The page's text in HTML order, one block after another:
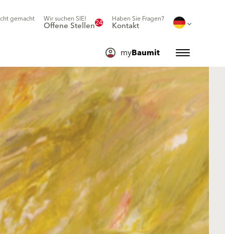
gemacht Wir suchen SIE!
Offene Stellen24 Haben Sie Fragen?
Kontakt
myBaumit